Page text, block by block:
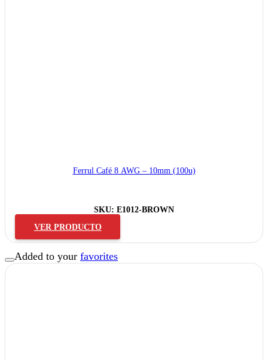
Ferrul Café 8 AWG – 10mm (100u)
SKU: E1012-BROWN
VER PRODUCTO
Added to your favorites